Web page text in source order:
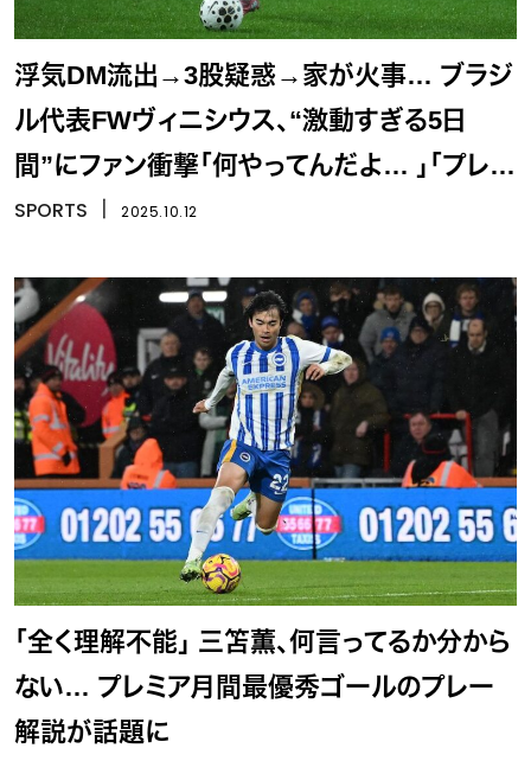
浮気DM流出→3股疑惑→家が火事… ブラジ
ル代表FWヴィニシウス、“激動すぎる5日
間”にファン衝撃「何やってんだよ… 」「プレー
に影響しそう」
SPORTS 2025.10.12
「全く理解不能」 三笘薫、何言ってるか分から
ない… プレミア月間最優秀ゴールのプレー
解説が話題に